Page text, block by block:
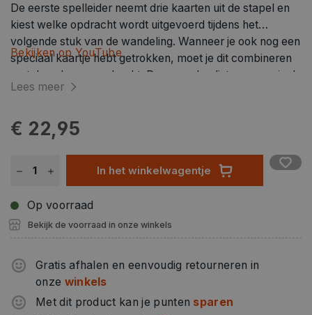
De eerste spelleider neemt drie kaarten uit de stapel en
kiest welke opdracht wordt uitgevoerd tijdens het
volgende stuk van de wandeling. Wanneer je ook nog een
speciaal kaartje hebt getrokken, moet je dit combineren
met de gekozen opdracht. De groep beslist samen wie de
opdracht het best, grappigst, meest creatief of leukst
opdrachtkaart om aan zijn musketon te hangen. Als het
lukt met een speciale kaart, verdien je die ook.Inhoud: 3
speluitlegkaarten, 40 gekleurde opdrachtkaarten, 10
zwarte moeilijkheidskaarten en 4 musketons. Tip: Als je
kopen!
Bekijken op YouTube
Lees meer
€ 22,95
In het winkelwagentje
Op voorraad
Bekijk de voorraad in onze winkels
Gratis afhalen en eenvoudig retourneren in
onze winkels
Met dit product kan je punten sparen